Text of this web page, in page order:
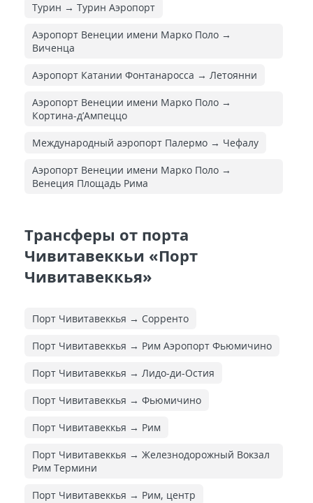
Турин → Турин Аэропорт
Аэропорт Венеции имени Марко Поло →
Виченца
Аэропорт Катании Фонтанаросса → Летоянни
Аэропорт Венеции имени Марко Поло →
Кортина-д’Ампеццо
Международный аэропорт Палермо → Чефалу
Аэропорт Венеции имени Марко Поло →
Венеция Площадь Рима
Трансферы от порта
Чивитавеккьи «Порт
Чивитавеккья»
Порт Чивитавеккья → Сорренто
Порт Чивитавеккья → Рим Аэропорт Фьюмичино
Порт Чивитавеккья → Лидо-ди-Остия
Порт Чивитавеккья → Фьюмичино
Порт Чивитавеккья → Рим
Порт Чивитавеккья → Железнодорожный Вокзал
Рим Термини
Порт Чивитавеккья → Рим, центр